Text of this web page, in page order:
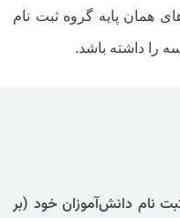
در آزمون‌های همان پایه گروه ثبت نام
را داشته باشد.
با ثبت نام دانش‌آموزان خود (بر